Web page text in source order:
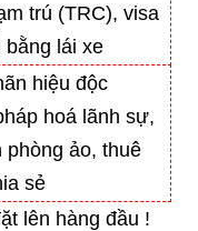
trú (TRC), visa
bằng lái xe
hiệu độc
hoá lãnh sự,
phòng ảo, thuê
sẻ
lên hàng đầu !